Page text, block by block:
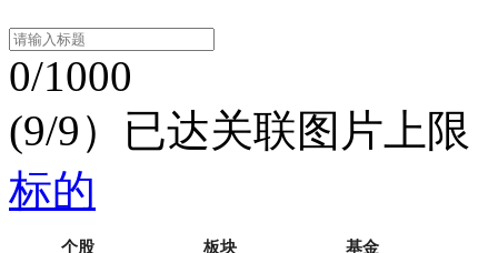
0/1000
(9/9）已达关联图片上限
标的
个股 板块 基金